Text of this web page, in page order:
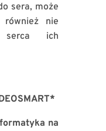
sera, może
nie
ich
na